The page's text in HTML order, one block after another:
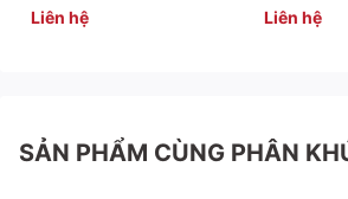
Liên hệ
Liên hệ
SẢN PHẨM CÙNG PHÂN